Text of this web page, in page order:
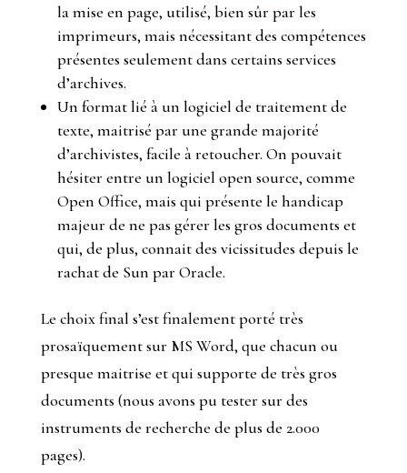
la mise en page, utilisé, bien sûr par les
imprimeurs, mais nécessitant des compétences
présentes seulement dans certains services
d’archives.
Un format lié à un logiciel de traitement de
texte, maitrisé par une grande majorité
d’archivistes, facile à retoucher. On pouvait
hésiter entre un logiciel open source, comme
Open Office, mais qui présente le handicap
majeur de ne pas gérer les gros documents et
qui, de plus, connait des vicissitudes depuis le
rachat de Sun par Oracle.
Le choix final s’est finalement porté très
prosaïquement sur MS Word, que chacun ou
presque maitrise et qui supporte de très gros
documents (nous avons pu tester sur des
instruments de recherche de plus de 2.000
pages).